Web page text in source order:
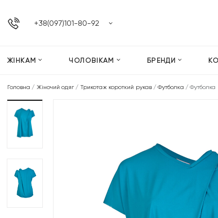
+38(097)101-80-92
ЖІНКАМ ЧОЛОВІКАМ БРЕНДИ
Головна / Жіночий одяг / Трикотаж короткий рукав/Футболка / Футболка